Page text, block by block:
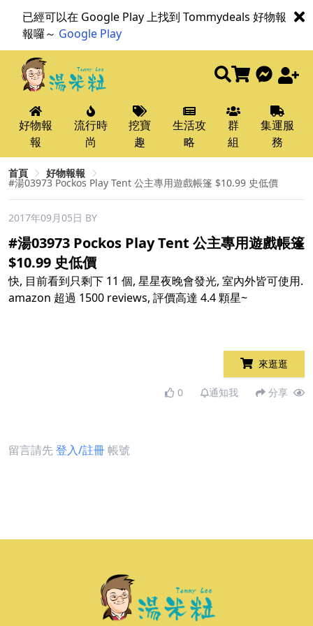
已經可以在 Google Play 上找到 Tommydeals 好物報
報囉～ Google Play
好物報
報
流行時
尚
挖寶
趣
生活攻
略
群
組
集運服
務
首頁 好物報報
#湯03973 Pockos Play Tent 公主專用遊戲帳篷 $10.99 史低價
2017年09月05日 BY
#湯03973 Pockos Play Tent 公主專用遊戲帳篷
$10.99 史低價
快, 目前看到只剩下 11 個, 星星夜晚會發光, 室內外皆可使用.
amazon 超過 1500 reviews, 評價高達 4.4 顆星~
來逛逛
0 通知我 分享
留言請先登入/註冊帳號